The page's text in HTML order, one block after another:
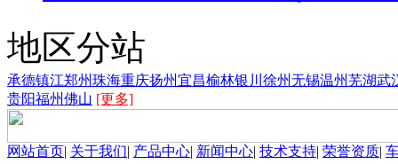
地区分站
承德镇江郑州珠海重庆扬州宜昌榆林银川 徐州无锡温州芜湖武
贵阳福州佛山 [更多]
网站首页| 关于我们| 产品中心| 新闻中心| 技术支持| 荣誉资质|